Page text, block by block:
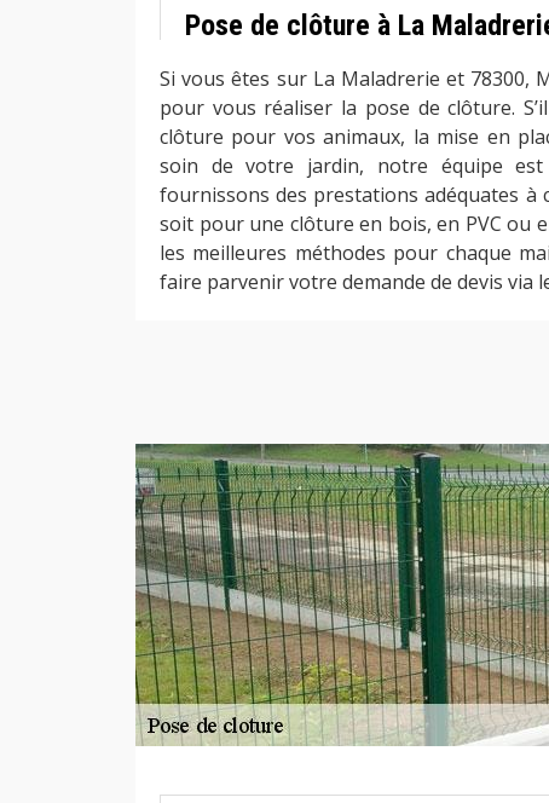
Pose de clôture à La
Si vous êtes sur La Maladrerie et 78300,
pour vous réaliser la pose de clôture.
clôture pour vos animaux, la mise en
soin de votre jardin, notre équipe
fournissons des prestations adéquates à
soit pour une clôture en bois, en PVC ou
les meilleures méthodes pour chaque
faire parvenir votre demande de devis via